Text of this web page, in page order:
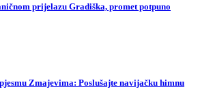
prijelazu Gradiška, promet potpuno
Zmajevima: Poslušajte navijačku himnu